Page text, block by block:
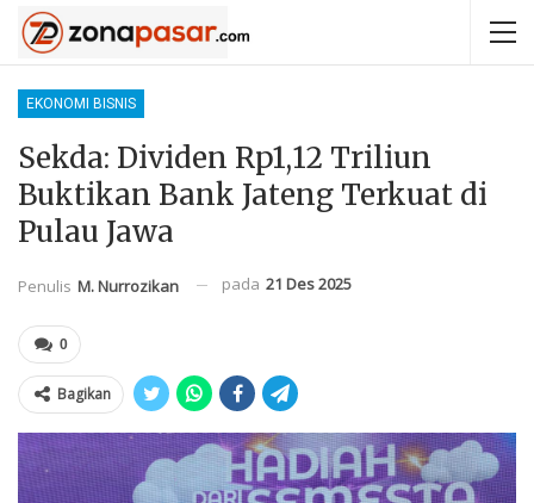
EKONOMI BISNIS
Sekda: Dividen Rp1,12 Triliun
Buktikan Bank Jateng Terkuat di
Pulau Jawa
Penulis M. Nurrozikan pada 21 Des 2025
0
Bagikan